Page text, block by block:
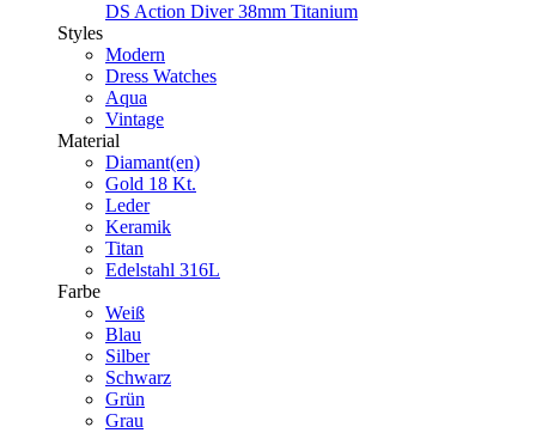
DS Action Diver 38mm Titanium
Styles
Modern
Dress Watches
Aqua
Vintage
Material
Diamant(en)
Gold 18 Kt.
Leder
Keramik
Titan
Edelstahl 316L
Farbe
Weiß
Blau
Silber
Schwarz
Grün
Grau